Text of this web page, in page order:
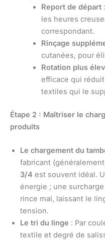
Report de départ
les heures
correspondant.
Rinçage
cutanées, pour
Rotation plus
efficace qui
textiles qui le
Étape 2 : Maîtriser le
produits
Le chargement du
fabricant
3/4 est souvent idéal.
énergie ; une
rince mal, laissant le
tension.
Le tri du linge : Par
textile et degré de